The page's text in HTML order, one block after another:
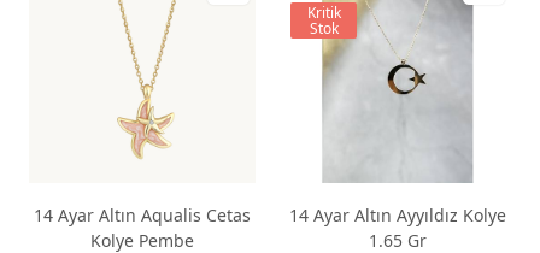
14 Ayar Altın Aqualis Cetas
Kolye Pembe
14 Ayar Altın Ayyıldız Kolye
1.65 Gr
Kritik
Stok